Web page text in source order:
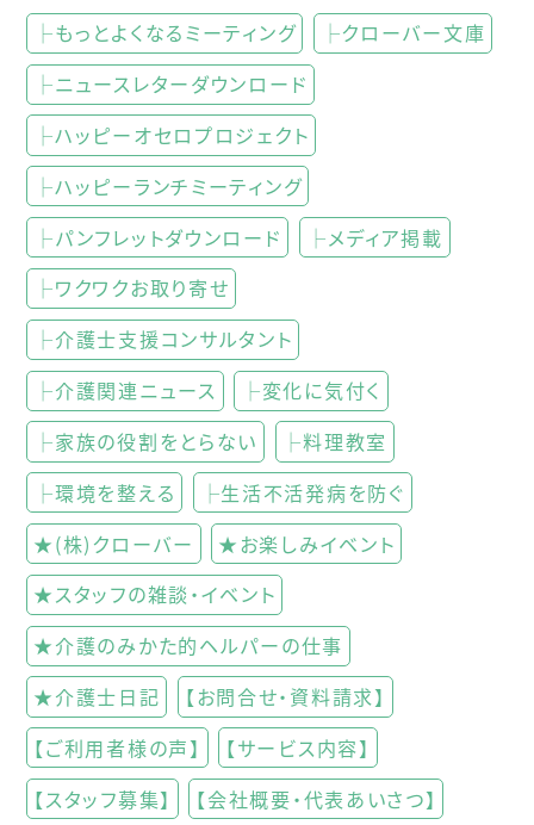
├もっとよくなるミーティング
├クローバー文庫
├ニュースレターダウンロード
├ハッピーオセロプロジェクト
├ハッピーランチミーティング
├パンフレットダウンロード
├メディア掲載
├ワクワクお取り寄せ
├介護士支援コンサルタント
├介護関連ニュース
├変化に気付く
├家族の役割をとらない
├料理教室
├環境を整える
├生活不活発病を防ぐ
★(株)クローバー
★お楽しみイベント
★スタッフの雑談・イベント
★介護のみかた的ヘルパーの仕事
★介護士日記
【お問合せ・資料請求】
【ご利用者様の声】
【サービス内容】
【スタッフ募集】
【会社概要・代表あいさつ】